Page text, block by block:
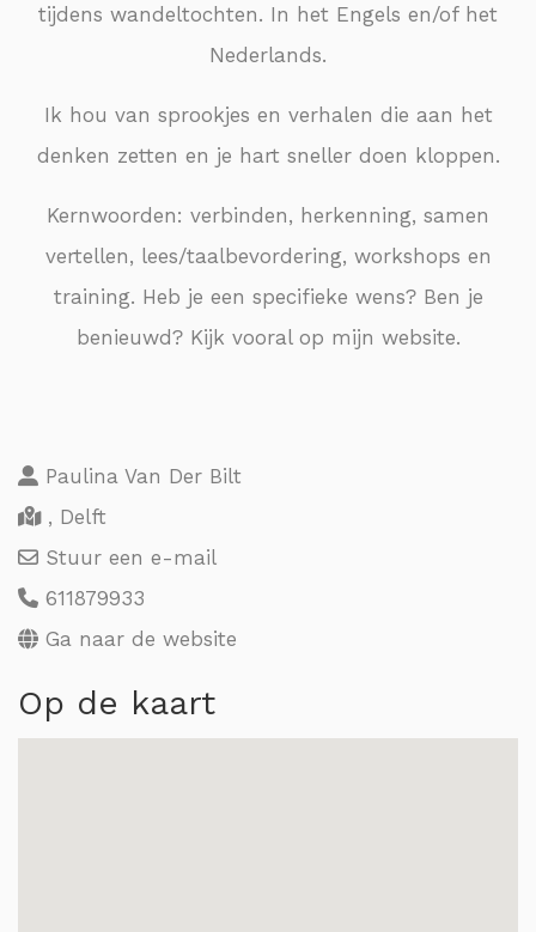
tijdens wandeltochten. In het Engels en/of het
Nederlands.
Ik hou van sprookjes en verhalen die aan het
denken zetten en je hart sneller doen kloppen.
Kernwoorden: verbinden, herkenning, samen
vertellen, lees/taalbevordering, workshops en
training. Heb je een specifieke wens? Ben je
benieuwd? Kijk vooral op mijn website.
Paulina Van Der Bilt
, Delft
Stuur een e-mail
611879933
Ga naar de website
Op de kaart